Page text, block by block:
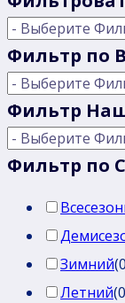
Фильтр по
Фильтр
Фильтр по
Зимний(0
Летний(0